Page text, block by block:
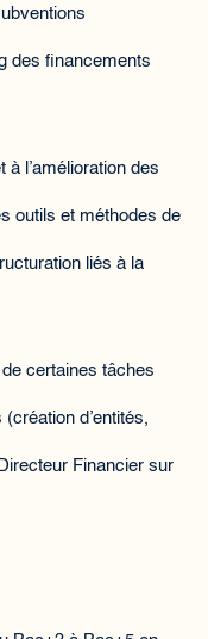
des financements
à l’amélioration des
outils et méthodes de
liés à la
certaines tâches
d’entités,
Financier sur